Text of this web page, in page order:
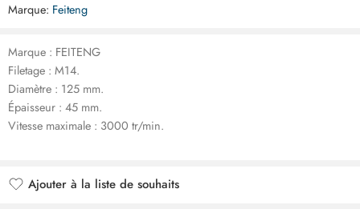
Marque: Feiteng
Marque : FEITENG
Filetage : M14.
Diamètre : 125 mm.
Épaisseur : 45 mm.
Vitesse maximale : 3000 tr/min.
Ajouter à la liste de souhaits